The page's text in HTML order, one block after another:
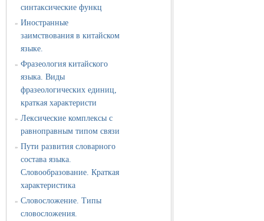
синтаксические функц
» Иностранные
заимствования в китайском
языке.
» Фразеология китайского
языка. Виды
фразеологических единиц,
краткая характеристи
» Лексические комплексы с
равноправным типом связи
» Пути развития словарного
состава языка.
Словообразование. Краткая
характеристика
» Словосложение. Типы
словосложения.